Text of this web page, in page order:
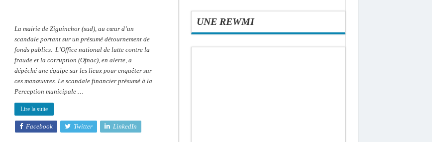
La mairie de Ziguinchor (sud), au cœur d’un
scandale portant sur un présumé détournement de
fonds publics. L’Office national de lutte contre la
fraude et la corruption (Ofnac), en alerte, a
dépêché une équipe sur les lieux pour enquêter sur
ces manœuvres. Le scandale financier présumé à la
Perception municipale …
Lire la suite
Facebook Twitter LinkedIn
UNE REWMI